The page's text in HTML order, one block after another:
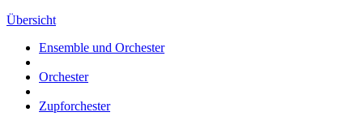
Übersicht
Ensemble und Orchester
Orchester
Zupforchester